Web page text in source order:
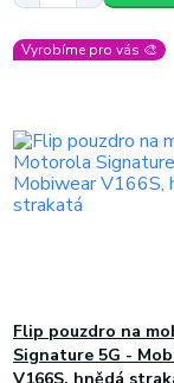
Vyrobíme pro vás 🎨
Flip pouzdro na
Signature 5G -